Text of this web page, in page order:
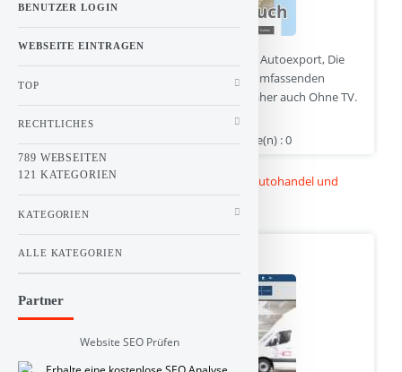
Gebrauchtwagen und Unfallwagen für den Autoexport, Die
Firma Autoankauf Stress frei bietet einen umfassenden
Autohandel Speziell für den Autoexport daher auch Ohne TV.
autoankauf-stressfrei.de | Hits : 1 | Stimme(n) : 0
Kategorie :Linkbuch
Autohandel und
Autoankauf
BLYSS Automotive
BENUTZER LOGIN
WEBSEITE EINTRAGEN
TOP
RECHTLICHES
789 WEBSEITEN
121 KATEGORIEN
KATEGORIEN
ALLE KATEGORIEN
Partner
Website SEO Prüfen